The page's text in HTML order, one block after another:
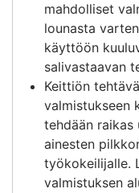
mahdolliset
lounasta
käyttöön
salivastaavan
Keittiön
valmistukseen
tehdään raikas
ainesten
työkokeilijalle.
valmistuksen